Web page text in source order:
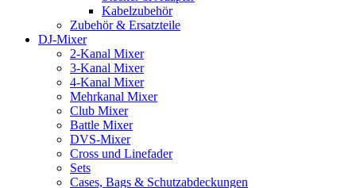
Kabelzubehör
Zubehör & Ersatzteile
DJ-Mixer
2-Kanal Mixer
3-Kanal Mixer
4-Kanal Mixer
Mehrkanal Mixer
Club Mixer
Battle Mixer
DVS-Mixer
Cross und Linefader
Sets
Cases, Bags & Schutzabdeckungen